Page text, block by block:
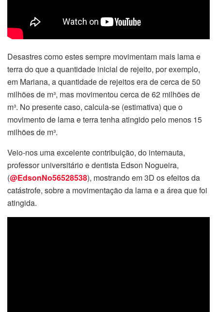
Desastres como estes sempre movimentam mais lama e
terra do que a quantidade inicial de rejeito, por exemplo,
em Mariana, a quantidade de rejeitos era de cerca de 50
milhões de m³, mas movimentou cerca de 62 milhões de
m³. No presente caso, calcula-se (estimativa) que o
movimento de lama e terra tenha atingido pelo menos 15
milhões de m³.
Veio-nos uma excelente contribuição, do internauta,
professor universitário e dentista Edson Nogueira,
(@EdsonNo56528538), mostrando em 3D os efeitos da
catástrofe, sobre a movimentação da lama e a área que foi
atingida.